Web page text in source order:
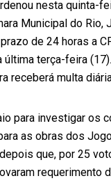
nesta quinta-
Municipal do Rio,
de 24 horas a
terça-feira
receberá multa
para investigar os
as obras dos
que, por 25
requerimento